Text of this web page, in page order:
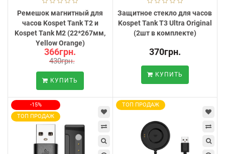
Ремешок магнитный для
часов Kospet Tank T2 и
Kospet Tank M2 (22*267мм,
Yellow Orange)
366грн.
430грн.
КУПИТЬ
Защитное стекло для часов
Kospet Tank T3 Ultra Original
(2шт в комплекте)
370грн.
КУПИТЬ
-15%
ТОП ПРОДАЖ
ТОП ПРОДАЖ